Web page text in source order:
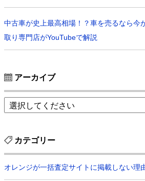
中古車が史上最高相場！？車を売るなら今
取り専門店がYouTubeで解説
アーカイブ
カテゴリー
オレンジが一括査定サイトに掲載しない理